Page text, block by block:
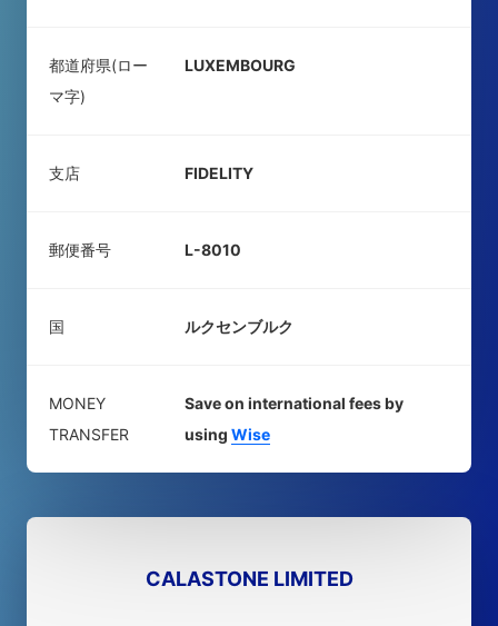
都道府県(ロー
マ字)
LUXEMBOURG
支店 FIDELITY
郵便番号 L-8010
国 ルクセンブルク
MONEY
TRANSFER
Save on international fees by
using Wise
CALASTONE LIMITED